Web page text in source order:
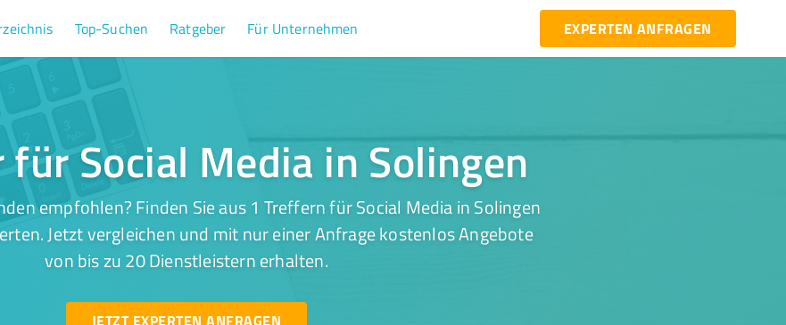
Top-Suchen Ratgeber Für Unternehmen EXPERTEN ANFRAGEN
Social Media in Solingen
empfohlen? Finden Sie aus 1 Treffern für Social Media in Solingen
Jetzt vergleichen und mit nur einer Anfrage kostenlos Angebote
von bis zu 20 Dienstleistern erhalten.
JETZT EXPERTEN ANFRAGEN